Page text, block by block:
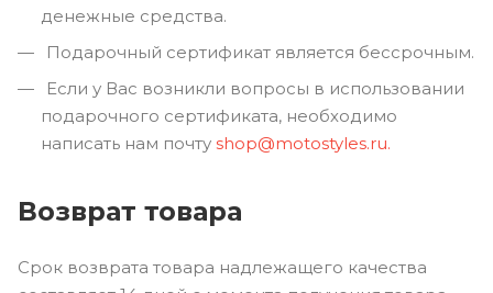
денежные средства.
Подарочный сертификат является бессрочным.
Если у Вас возникли вопросы в использовании
подарочного сертификата, необходимо
написать нам почту shop@motostyles.ru.
Возврат товара
Срок возврата товара надлежащего качества